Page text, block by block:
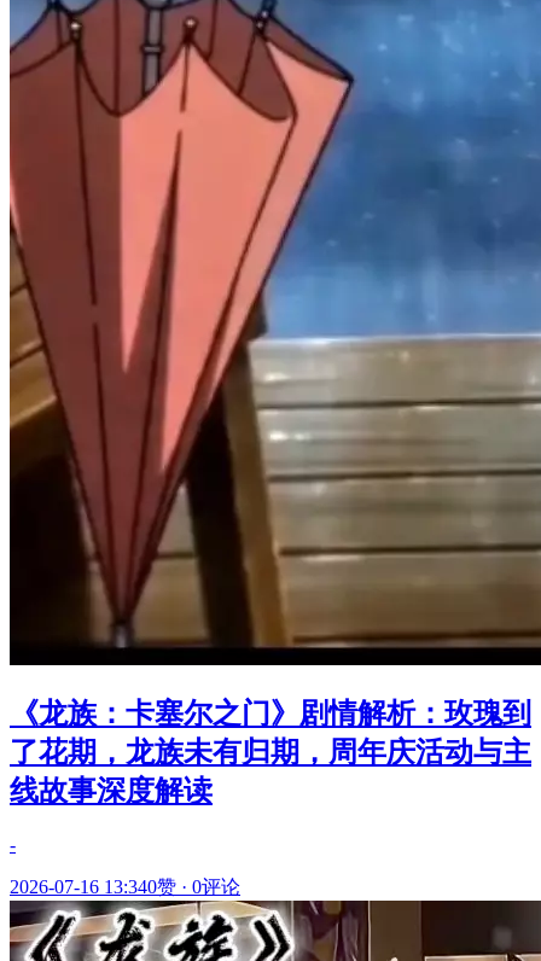
《龙族：卡塞尔之门》剧情解析：玫瑰到
了花期，龙族未有归期，周年庆活动与主
线故事深度解读
-
2026-07-16 13:340赞 · 0评论